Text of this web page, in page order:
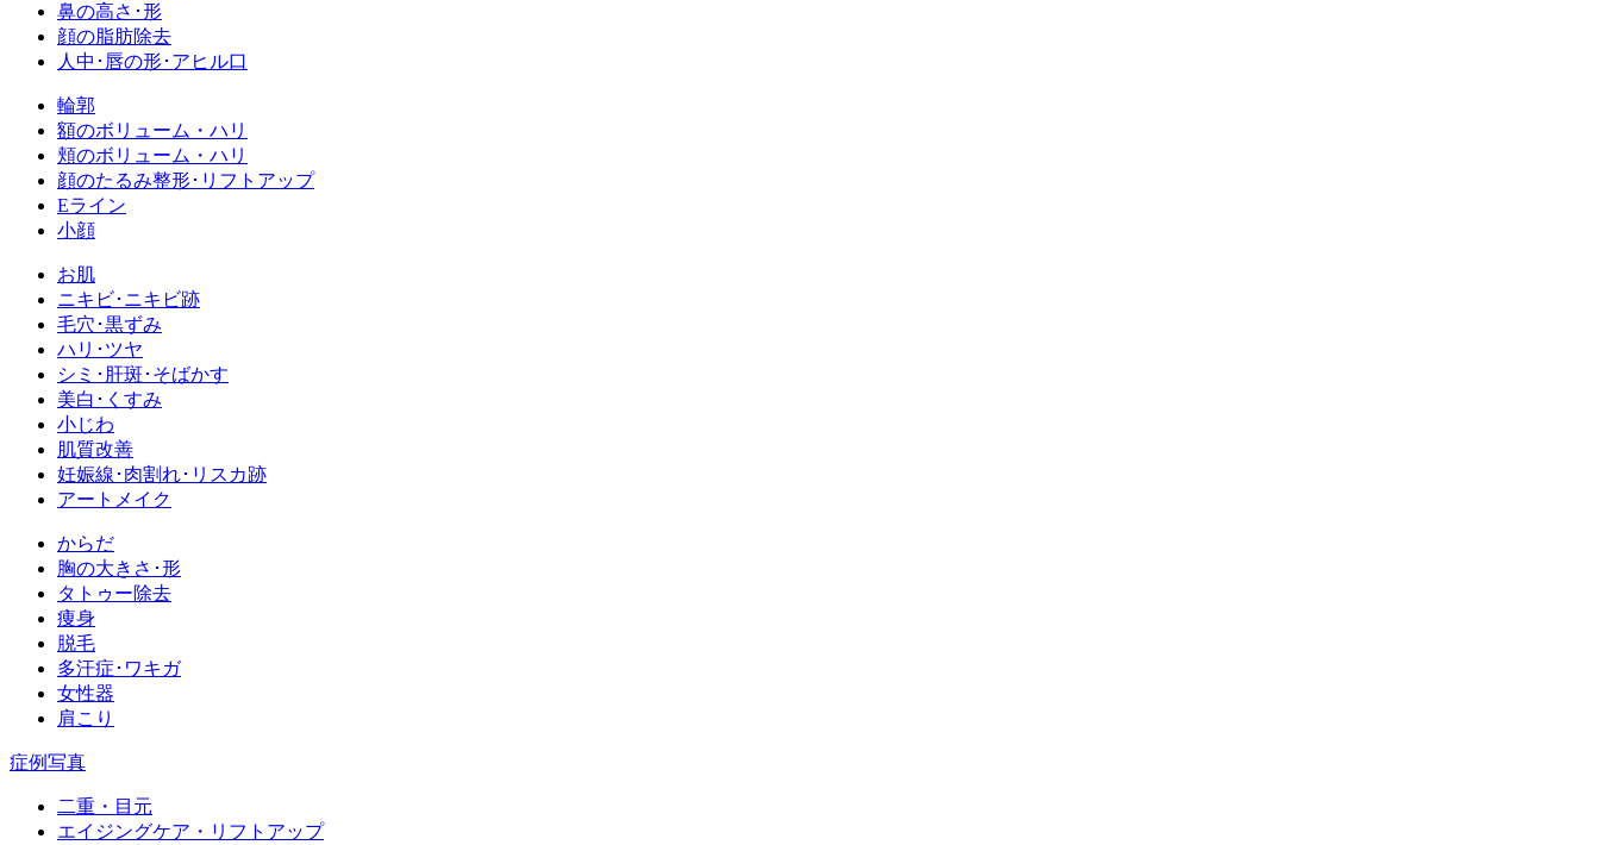
鼻の高さ･形
顔の脂肪除去
人中･唇の形･アヒル口
輪郭
額のボリューム・ハリ
頬のボリューム・ハリ
顔のたるみ整形･リフトアップ
Eライン
小顔
お肌
ニキビ･ニキビ跡
毛穴･黒ずみ
ハリ･ツヤ
シミ･肝斑･そばかす
美白･くすみ
小じわ
肌質改善
妊娠線･肉割れ･リスカ跡
アートメイク
からだ
胸の大きさ･形
タトゥー除去
痩身
脱毛
多汗症･ワキガ
女性器
肩こり
症例写真
二重・目元
エイジングケア・リフトアップ